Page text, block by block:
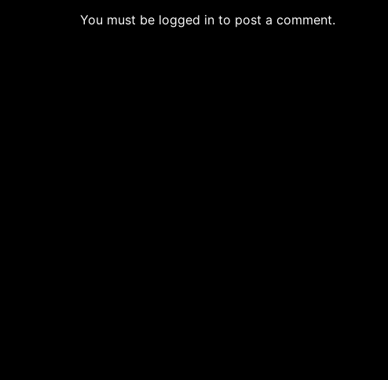
You must be logged in to post a comment.